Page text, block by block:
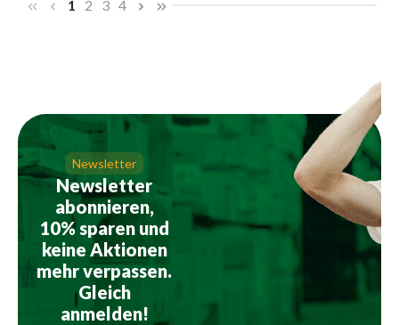
Seite
1 Seite
2 Seite
3 Seite
4
Newsletter
Newsletter
abonnieren,
10% sparen und
keine Aktionen
mehr verpassen.
Gleich
anmelden!